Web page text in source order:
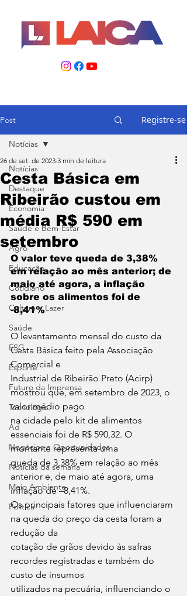
Post Registre-se
Notícias
Destaque
Economia
Saúde e Bem-Estar
Agro
Educação
Cotidiano
Cultura e Lazer
Saúde
ESG
Esporte
Futuro da Imprensa
Tecnologia
Ad
Negócios e Oportunidades
Notícias da semana
Meio Ambiente
Política
Notícias
Cesta Básica em
Ribeirão custou em
média R$ 590 em
setembro
26 de set. de 2023 3 min de leitura
O valor teve queda de 3,38%
em relação ao mês anterior; de
maio até agora, a inflação
sobre os alimentos foi de
-8,41%
O levantamento mensal do custo da
Cesta Básica feito pela Associação
Comercial e
Industrial de Ribeirão Preto (Acirp)
mostrou que, em setembro de 2023, o
valor médio pago
na cidade pelo kit de alimentos
essenciais foi de R$ 590,32. O
montante representa uma
queda de 3,38% em relação ao mês
anterior e, de maio até agora, uma
inflação de –8,41%.
Os principais fatores que influenciaram
na queda do preço da cesta foram a
redução da
cotação de grãos devido às safras
recordes registradas e também do
custo de insumos
utilizados na pecuária, influenciando o